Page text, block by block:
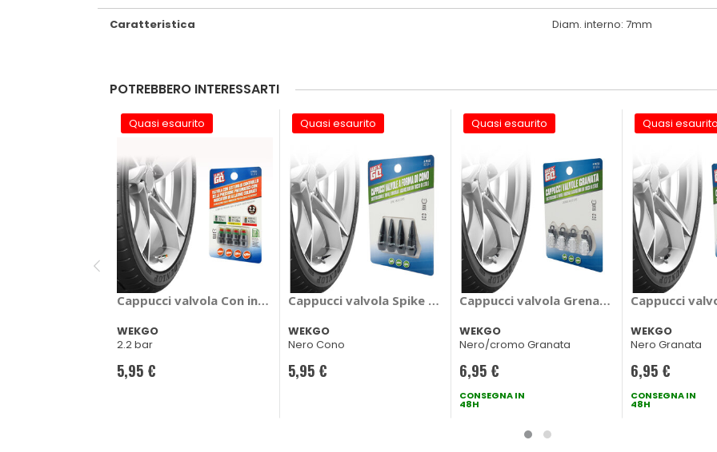
Caratteristica Diam. interno: 7mm
POTREBBERO INTERESSARTI
Quasi esaurito
Cappucci valvola Con indicatore di pressione - WEKGO
WEKGO
2.2 bar
5,95 €
Quasi esaurito
Cappucci valvola Spike Style - WEKGO
WEKGO
Nero Cono
5,95 €
Quasi esaurito
Cappucci valvola Grenade Style - WEKGO
WEKGO
Nero/cromo Granata
6,95 €
CONSEGNA IN
48H
Quasi esaurito
Cappucci
WEKGO
Nero Granata
6,95 €
CONSEGNA IN
48H